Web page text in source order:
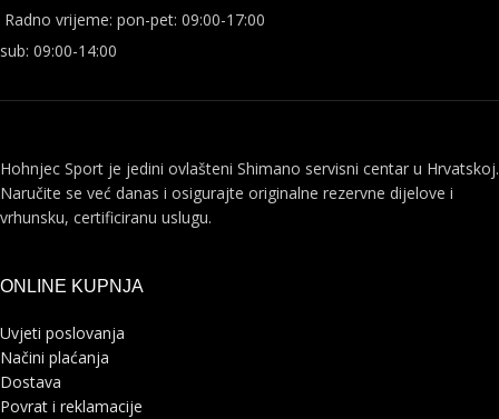
Radno vrijeme: pon-pet: 09:00-17:00
sub: 09:00-14:00
Hohnjec Sport je jedini ovlašteni Shimano servisni centar u Hrvatskoj.
Naručite se već danas i osigurajte originalne rezervne dijelove i
vrhunsku, certificiranu uslugu.
ONLINE KUPNJA
Uvjeti poslovanja
Načini plaćanja
Dostava
Povrat i reklamacije